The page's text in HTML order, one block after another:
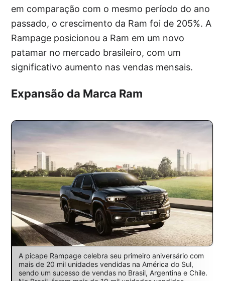
em comparação com o mesmo período do ano
passado, o crescimento da Ram foi de 205%. A
Rampage posicionou a Ram em um novo
patamar no mercado brasileiro, com um
significativo aumento nas vendas mensais.
Expansão da Marca Ram
A picape Rampage celebra seu primeiro aniversário com
mais de 20 mil unidades vendidas na América do Sul,
sendo um sucesso de vendas no Brasil, Argentina e Chile.